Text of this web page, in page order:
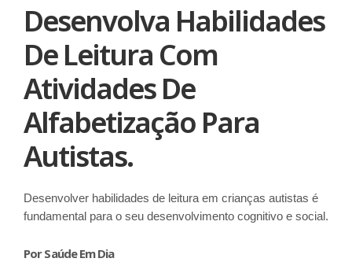
Desenvolva Habilidades
De Leitura Com
Atividades De
Alfabetização Para
Autistas.
Desenvolver habilidades de leitura em crianças autistas é
fundamental para o seu desenvolvimento cognitivo e social.
Por Saúde Em Dia